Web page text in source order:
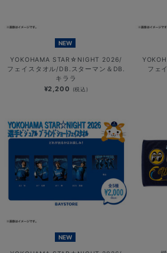
NEW
YOKOHAMA STAR☆NIGHT 2026/
フェイスタオル/DB.スターマン＆DB.
キララ
¥2,200 (税込)
フェ
NEW